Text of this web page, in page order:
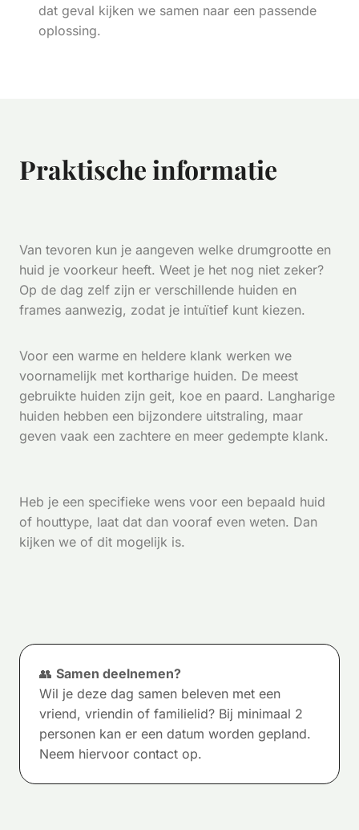
dat geval kijken we samen naar een passende
oplossing.
Praktische informatie
Van tevoren kun je aangeven welke drumgrootte en
huid je voorkeur heeft. Weet je het nog niet zeker?
Op de dag zelf zijn er verschillende huiden en
frames aanwezig, zodat je intuïtief kunt kiezen.
Voor een warme en heldere klank werken we
voornamelijk met kortharige huiden. De meest
gebruikte huiden zijn geit, koe en paard. Langharige
huiden hebben een bijzondere uitstraling, maar
geven vaak een zachtere en meer gedempte klank.
Heb je een specifieke wens voor een bepaald huid
of houttype, laat dat dan vooraf even weten. Dan
kijken we of dit mogelijk is.
👥 Samen deelnemen?
Wil je deze dag samen beleven met een
vriend, vriendin of familielid? Bij minimaal 2
personen kan er een datum worden gepland.
Neem hiervoor contact op.